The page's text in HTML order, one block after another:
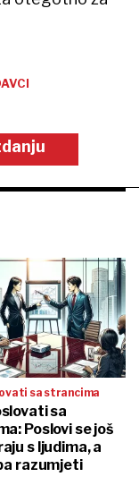
sa strancima
sa
Poslovi se još
s ljudima, a
razumjeti